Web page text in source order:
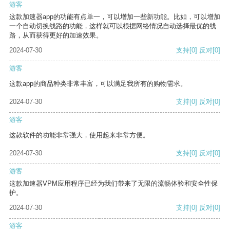
游客
这款加速器app的功能有点单一，可以增加一些新功能。比如，可以增加
一个自动切换线路的功能，这样就可以根据网络情况自动选择最优的线
路，从而获得更好的加速效果。
2024-07-30
支持[0] 反对[0]
游客
这款app的商品种类非常丰富，可以满足我所有的购物需求。
2024-07-30 支持[0] 反对[0]
游客
这款软件的功能非常强大，使用起来非常方便。
2024-07-30 支持[0] 反对[0]
游客
这款加速器VPM应用程序已经为我们带来了无限的流畅体验和安全性保
护。
2024-07-30
支持[0] 反对[0]
游客